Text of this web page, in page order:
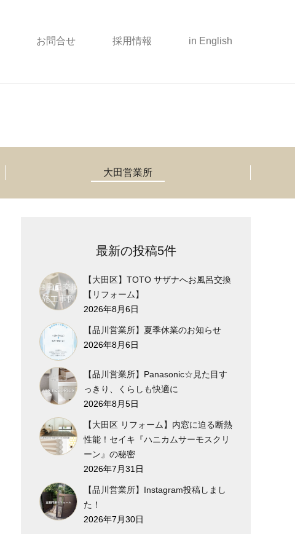
お問合せ 採用情報 in English
大田営業所
最新の投稿5件
【大田区】TOTO サザナへお風呂交換
【リフォーム】
2026年8月6日
【品川営業所】夏季休業のお知らせ
2026年8月6日
【品川営業所】Panasonic☆見た目す
っきり、くらしも快適に
2026年8月5日
【大田区 リフォーム】内窓に迫る断熱
性能！セイキ『ハニカムサーモスクリ
ーン』の秘密
2026年7月31日
【品川営業所】Instagram投稿しまし
た！
2026年7月30日